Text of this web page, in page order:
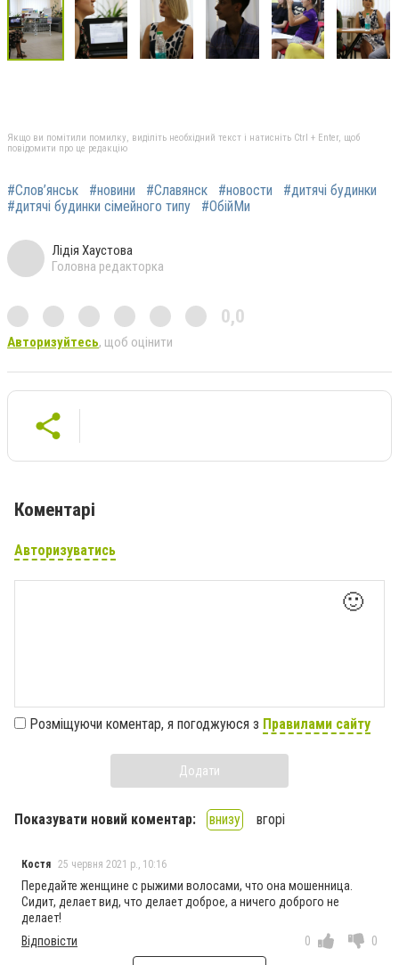
Якщо ви помітили помилку, виділіть необхідний текст і натисніть Ctrl + Enter, щоб
повідомити про це редакцію
#Слов’янськ #новини #Славянск #новости
#дитячі будинки
#дитячі будинки сімейного типу
#ОбійМи
Лідія Хаустова
Головна редакторка
0,0
Авторизуйтесь, щоб оцінити
Коментарі
Авторизуватись
🙂
Розміщуючи коментар, я погоджуюся з Правилами сайту
Додати
Показувати новий коментар: внизу вгорі
Костя 25 червня 2021 р., 10:16
Передайте женщине с рыжими волосами, что она мошенница.
Сидит, делает вид, что делает доброе, а ничего доброго не
делает!
Відповісти
0 0